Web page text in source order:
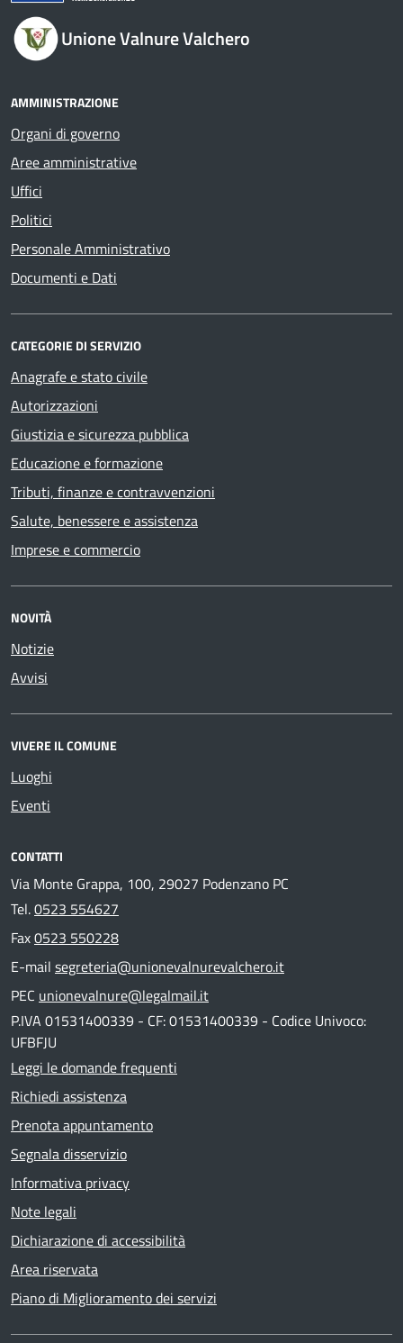
Unione Valnure Valchero
AMMINISTRAZIONE
Organi di governo
Aree amministrative
Uffici
Politici
Personale Amministrativo
Documenti e Dati
CATEGORIE DI SERVIZIO
Anagrafe e stato civile
Autorizzazioni
Giustizia e sicurezza pubblica
Educazione e formazione
Tributi, finanze e contravvenzioni
Salute, benessere e assistenza
Imprese e commercio
NOVITÀ
Notizie
Avvisi
VIVERE IL COMUNE
Luoghi
Eventi
CONTATTI
Via Monte Grappa, 100, 29027 Podenzano PC
Tel.0523 554627
Fax0523 550228
E-mail segreteria@unionevalnurevalchero.it
PEC unionevalnure@legalmail.it
P.IVA 01531400339 - CF: 01531400339 - Codice Univoco:
UFBFJU
Leggi le domande frequenti
Richiedi assistenza
Prenota appuntamento
Segnala disservizio
Informativa privacy
Note legali
Dichiarazione di accessibilità
Area riservata
Piano di Miglioramento dei servizi